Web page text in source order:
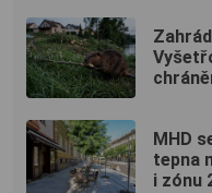
MHD
tepna
i zónu